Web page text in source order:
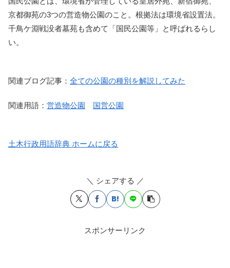
京都御苑の3つの営造物公園のこと。根拠法は環境省設置法。
千鳥ケ淵戦没者墓苑も含めて「国民公園等」と呼ばれるらし
い。
関連ブログ記事： 全ての公園の種別を解説してみた
関連用語： 営造物公園 国営公園
土木行政用語辞典 ホームに戻る
＼ シェアする ／
スポンサーリンク